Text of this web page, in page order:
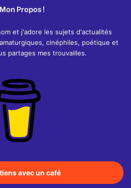
Propos !
et j'adore les sujets d'actualités
cinéphiles, poétique et
partages mes trouvailles.
avec un café